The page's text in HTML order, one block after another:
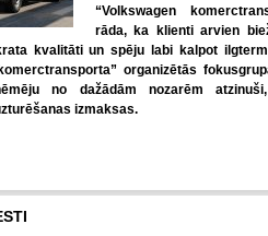
“Volkswagen
rāda, ka klienti arvien
kvalitāti un spēju labi kalpot
organizētās
no dažādām nozarēm
izmaksas.